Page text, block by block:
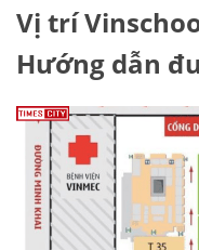
Vị trí
Hướng dẫn